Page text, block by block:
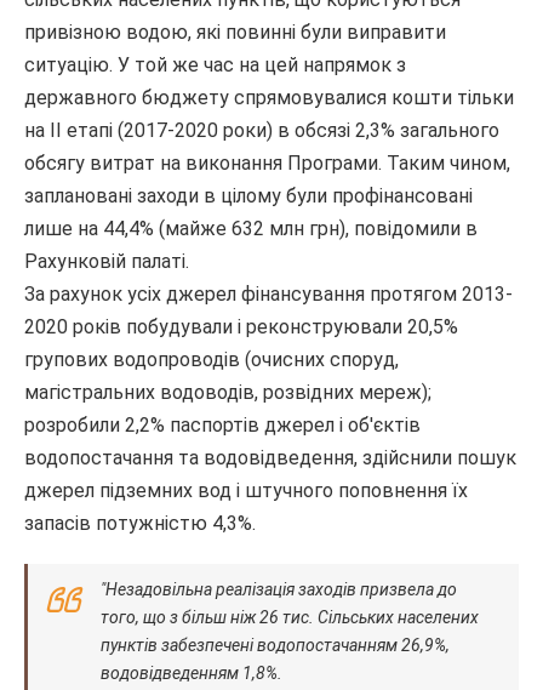
привізною водою, які повинні були виправити
ситуацію. У той же час на цей напрямок з
державного бюджету спрямовувалися кошти тільки
на II етапі (2017-2020 роки) в обсязі 2,3% загального
обсягу витрат на виконання Програми. Таким чином,
заплановані заходи в цілому були профінансовані
лише на 44,4% (майже 632 млн грн), повідомили в
Рахунковій палаті.
За рахунок усіх джерел фінансування протягом 2013-
2020 років побудували і реконструювали 20,5%
групових водопроводів (очисних споруд,
магістральних водоводів, розвідних мереж);
розробили 2,2% паспортів джерел і об'єктів
водопостачання та водовідведення, здійснили пошук
джерел підземних вод і штучного поповнення їх
запасів потужністю 4,3%.
"Незадовільна реалізація заходів призвела до
того, що з більш ніж 26 тис. Сільських населених
пунктів забезпечені водопостачанням 26,9%,
водовідведенням 1,8%.